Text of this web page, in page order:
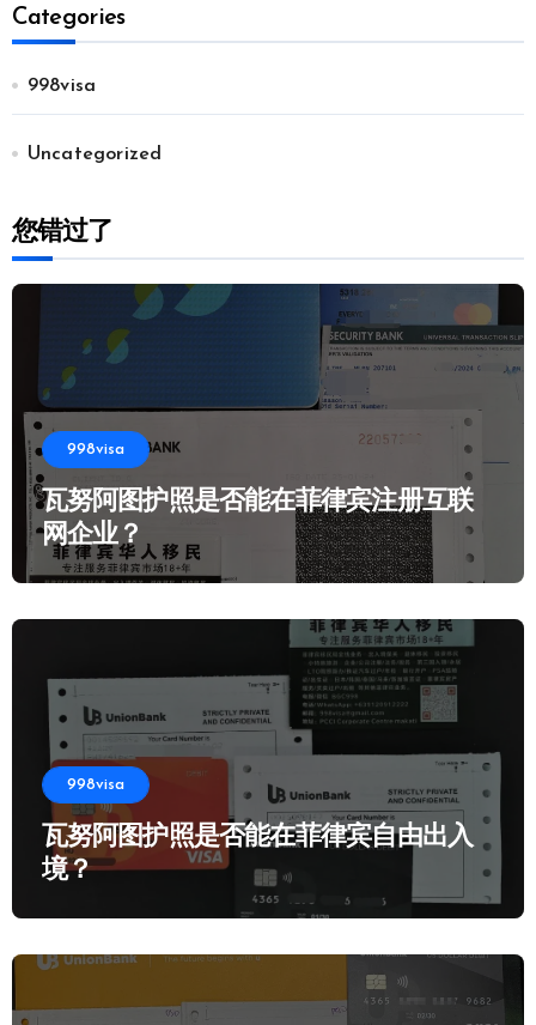
Categories
998visa
Uncategorized
您错过了
998visa
瓦努阿图护照是否能在菲律宾注册互联
网企业？
998visa
瓦努阿图护照是否能在菲律宾自由出入
境？